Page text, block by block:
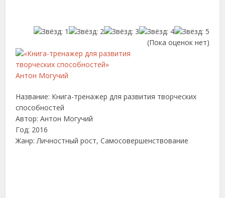
(Пока оценок нет)
Название: Книга-тренажер для развития творческих
способностей
Автор: Антон Могучий
Год: 2016
Жанр: Личностный рост, Самосовершенствование